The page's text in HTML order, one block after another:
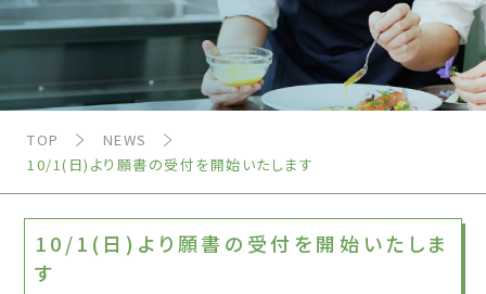
TOP
NEWS
10/1(日)より願書の受付を開始いたします
10/1(日)より願書の受付を開始いたしま
す